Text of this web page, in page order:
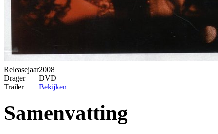
Releasejaar2008
Drager
DVD
Trailer
Bekijken
Samenvatting